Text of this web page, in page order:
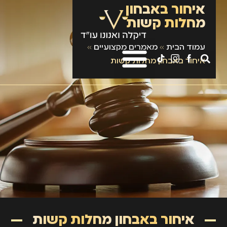
איחור באבחון
מחלות קשות
עמוד הבית» מאמרים מקצועיים »
איחור באבחון מחלות קשות
איחור באבחון מחלות קשות